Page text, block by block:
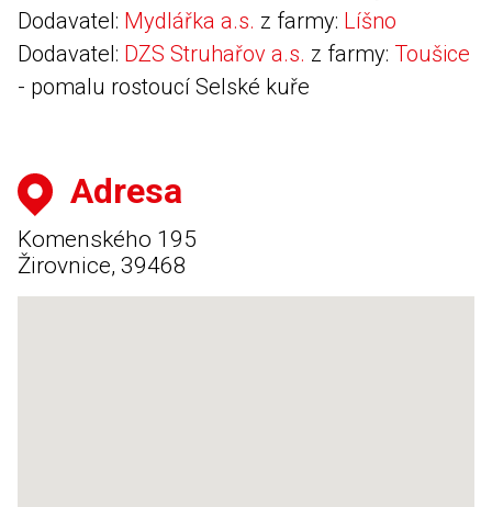
Dodavatel: Mydlářka a.s. z farmy: Líšno
Dodavatel: DZS Struhařov a.s. z farmy: Toušice
- pomalu rostoucí Selské kuře
Adresa
Komenského 195
Žirovnice, 39468